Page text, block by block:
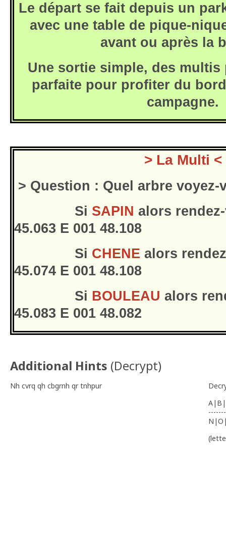
Le départ se fait depuis un
avec une table de pique-
avant ou après la
Une sortie simple, des multis
parfaite pour profiter du bord
campagne.
> La Multi <
> Question : Quel arbre
Si SAPIN alors
45.063 E 001 48.108
Si CHENE alors
45.074 E 001 48.108
Si BOULEAU alors
45.083 E 001 48.082
Additional Hints (Decrypt)
Nh cvrq qh cbgrnh qr tnhpur